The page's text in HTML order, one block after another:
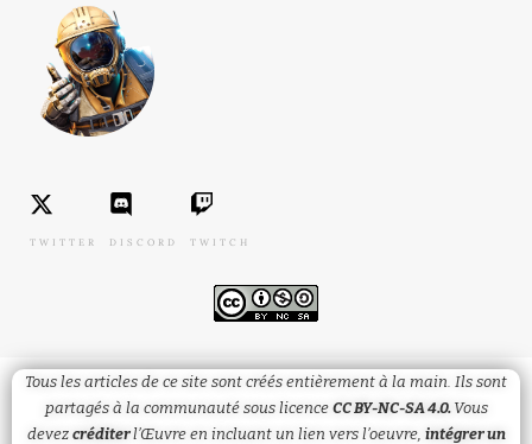
TWITTER DISCORD TWITCH
Tous les articles de ce site sont créés entièrement à la main. Ils sont
partagés à la communauté sous licence CC BY-NC-SA 4.0. Vous
devez créditerl’Œuvre en incluant un lien vers l’oeuvre, intégrer un